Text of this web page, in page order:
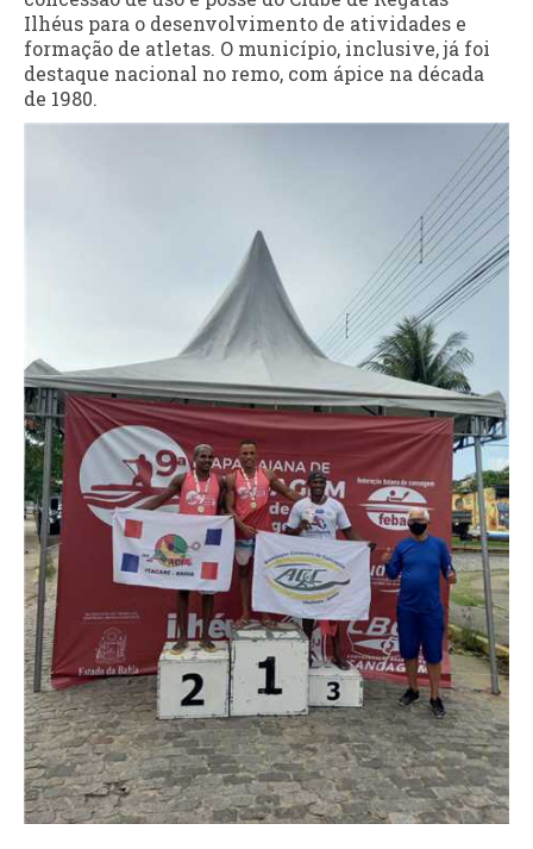
Ilhéus para o desenvolvimento de atividades e
formação de atletas. O município, inclusive, já foi
destaque nacional no remo, com ápice na década
de 1980.